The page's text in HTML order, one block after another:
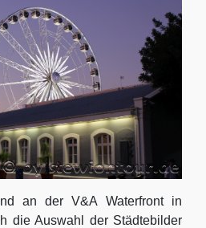
an der V&A Waterfront in
die Auswahl der Städtebilder